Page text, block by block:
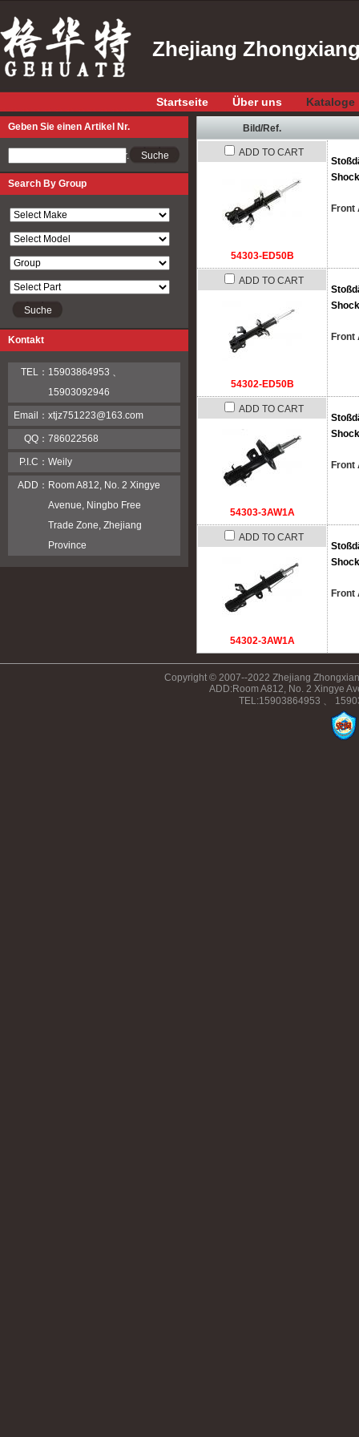
Zhejiang
Startseite Über uns Kataloge
Bild/Ref.
ADD TO CART
54303-ED50B
Front
ADD TO CART
54302-ED50B
Front
ADD TO CART
54303-3AW1A
Front
ADD TO CART
54302-3AW1A
Front
Geben Sie einen Artikel Nr.
Geben Sie einen Artikel Nr.
Search By Group
Kontakt
TEL： 15903864953 、
15903092946
Email： xtjz751223@163.com
QQ： 786022568
P.I.C： Weily
ADD： Room A812, No. 2 Xingye
Avenue, Ningbo Free
Trade Zone, Zhejiang
Province
Copyright © 2007--2022 Zhejiang
ADD:Room A812, No. 2 Xingye
TEL:15903864953 、